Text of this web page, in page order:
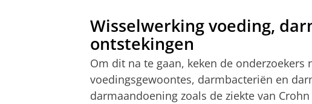
Wisselwerking voeding,
ontstekingen
Om dit na te gaan, keken de onderzoekers
voedingsgewoontes, darmbacteriën en
darmaandoening zoals de ziekte van